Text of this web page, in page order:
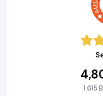
1.615